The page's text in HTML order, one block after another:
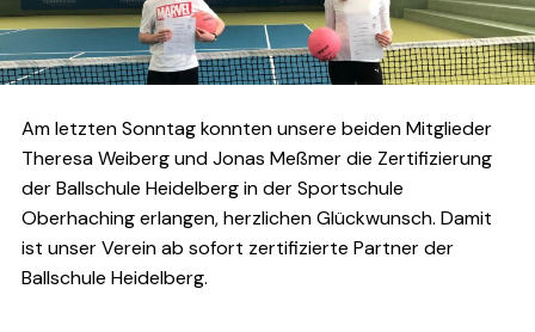
Am letzten Sonntag konnten unsere beiden Mitglieder
Theresa Weiberg und Jonas Meßmer die Zertifizierung
der Ballschule Heidelberg in der Sportschule
Oberhaching erlangen, herzlichen Glückwunsch. Damit
ist unser Verein ab sofort zertifizierte Partner der
Ballschule Heidelberg.